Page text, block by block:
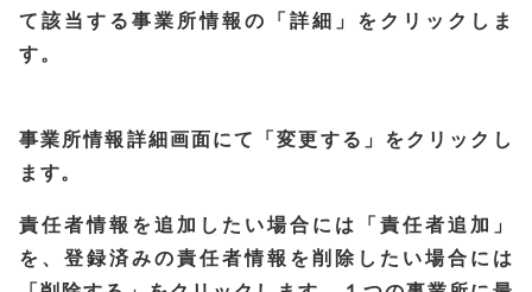
て該当する事業所情報の「詳細」をクリックしま
す。
事業所情報詳細画面にて「変更する」をクリックし
ます。
責任者情報を追加したい場合には「責任者追加」
を、登録済みの責任者情報を削除したい場合には